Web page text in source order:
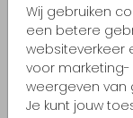
Wij gebruiken
een betere
websiteverkeer
voor
weergeven van
Je kunt jouw
// Liset & Paul